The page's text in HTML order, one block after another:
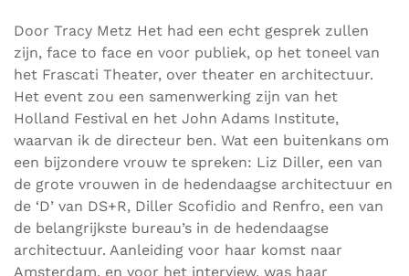
Door Tracy Metz Het had een echt gesprek zullen
zijn, face to face en voor publiek, op het toneel van
het Frascati Theater, over theater en architectuur.
Het event zou een samenwerking zijn van het
Holland Festival en het John Adams Institute,
waarvan ik de directeur ben. Wat een buitenkans om
een bijzondere vrouw te spreken: Liz Diller, een van
de grote vrouwen in de hedendaagse architectuur en
de ‘D’ van DS+R, Diller Scofidio and Renfro, een van
de belangrijkste bureau’s in de hedendaagse
architectuur. Aanleiding voor haar komst naar
Amsterdam, en voor het interview, was haar